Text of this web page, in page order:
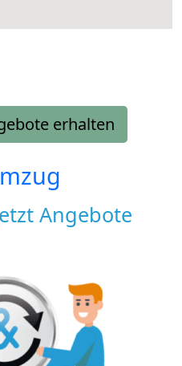
erhalten
Angebote